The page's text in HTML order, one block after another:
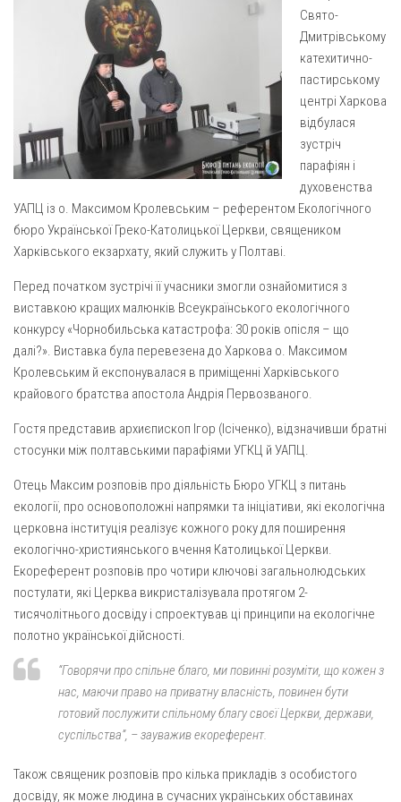
Архистратига Михаїла (м. Люботин)
Покрови Пресвятої Богородиці (с. Вільча)
Преображенська парафія (м. Лозова)
Парафія Благовіщення Пресвятої Богородиці (смт
Золочів)
Парафія Різдва Пресвятої Богородиці м. Берестин
(Красноград)
Пресвятої Трійці (м. Полтава)
Всіх Святих українського народу (м. Полтава)
Свято-Юріївська парафія (м. Полтава)
Архистратига Михаїла (с. Пригарівка)
Благовіщення Пресвятої Богородиці (с. Шевченки)
Введення у храм Пресвятої Богородиці (с. Дашківка)
Вознесіння ГНІХ (с. Витівка)
Вознесіння Господнього (м. Кобеляки)
Пророка Іллі (смт. Білики)
Різдва Пресвятої Богородиці (с. Вільховатка)
Св. Апостола Андрія Первозванного (с. Засулля)
Св. Миколая (с. Деменки)
Успіння Пресвятої Богородиці (м. Кременчук)
Успіння Пресвятої Богородиці (м. Лубни)
Парохії Сумської області
Введення в храм Богородиці (м. Суми)
Матері Божої Неустанної Помочі (м. Охтирка)
Монастирі
Свято-Івано-Павлівський монастир сестер Згромадження
Газета Християнський голос
Надруковані числа
Рух pro-life
Свято-
Дмитрівському
катехитично-
пастирському
центрі Харкова
відбулася
зустріч
парафіян і
духовенства
УАПЦ із о. Максимом Кролевським – референтом Екологічного
бюро Української Греко-Католицької Церкви, священиком
Харківського екзархату, який служить у Полтаві.
Перед початком зустрічі її учасники змогли ознайомитися з
виставкою кращих малюнків Всеукраїнського екологічного
конкурсу «Чорнобильська катастрофа: 30 років опісля – що
далі?». Виставка була перевезена до Харкова о. Максимом
Кролевським й експонувалася в приміщенні Харківського
крайового братства апостола Андрія Первозваного.
Гостя представив архиєпископ Ігор (Ісіченко), відзначивши братні
стосунки між полтавськими парафіями УГКЦ й УАПЦ.
Отець Максим розповів про діяльність Бюро УГКЦ з питань
екології, про основоположні напрямки та ініціативи, які екологічна
церковна інституція реалізує кожного року для поширення
екологічно-християнського вчення Католицької Церкви.
Екореферент розповів про чотири ключові загальнолюдських
постулати, які Церква викристалізувала протягом 2-
тисячолітнього досвіду і спроектував ці принципи на екологічне
полотно української дійсності.
“Говорячи про спільне благо, ми повинні розуміти, що кожен з
нас, маючи право на приватну власність, повинен бути
готовий послужити спільному благу своєї Церкви, держави,
суспільства”, – зауважив екореферент.
Також священик розповів про кілька прикладів з особистого
досвіду, як може людина в сучасних українських обставинах